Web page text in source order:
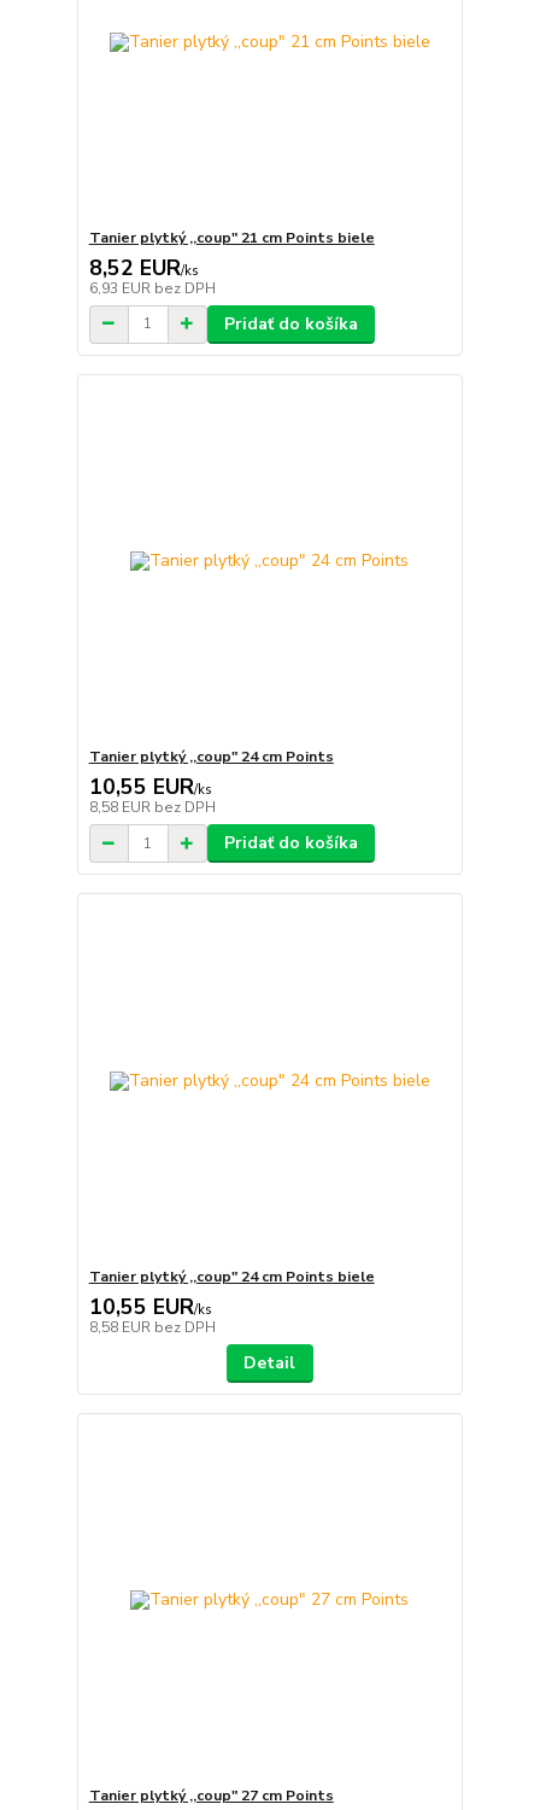
Tanier plytký ,,coup" 21 cm Points biele
8,52 EUR/ks
6,93 EUR bez DPH
Pridať do košíka
Tanier plytký ,,coup" 24 cm Points
10,55 EUR/ks
8,58 EUR bez DPH
Pridať do košíka
Tanier plytký ,,coup" 24 cm Points biele
10,55 EUR/ks
8,58 EUR bez DPH
Detail
Tanier plytký ,,coup" 27 cm Points